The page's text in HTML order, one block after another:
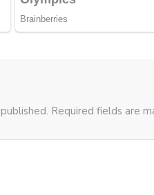
Required fields are